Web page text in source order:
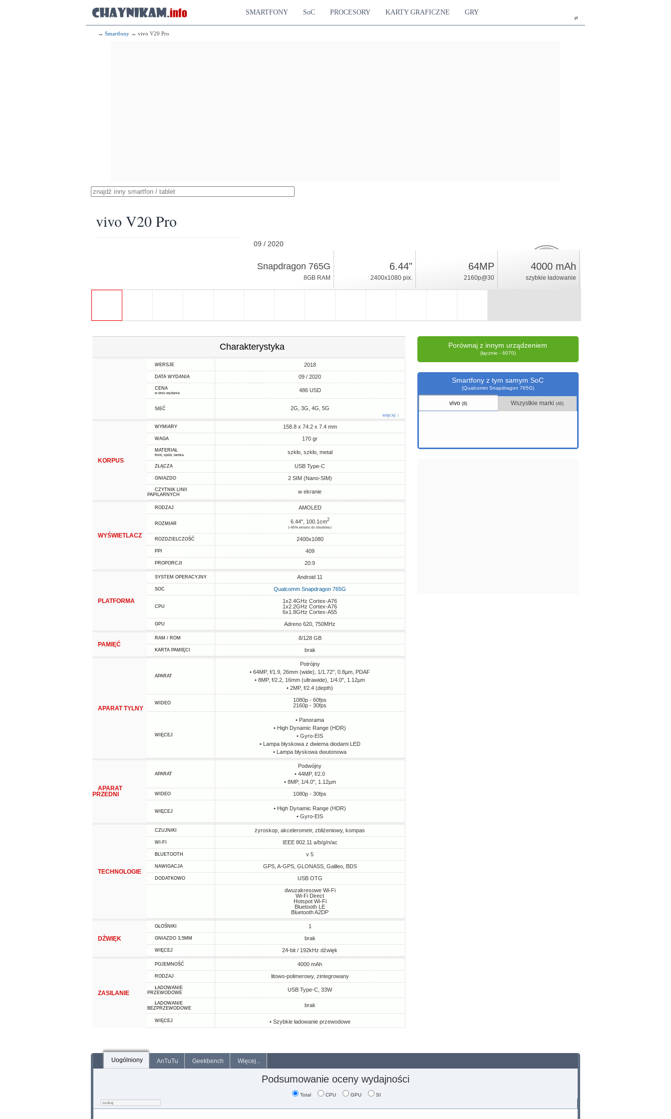
pl
SMARTFONY SoC PROCESORY KARTY GRAFICZNE GRY
→ Smartfony → vivo V20 Pro
vivo V20 Pro
09 / 2020
Android 11
14.3
ocena
Snapdragon 765G
8GB RAM
6.44"
2400x1080 pix.
64MP
2160p@30
4000 mAh
szybkie ładowanie
Charakterystyka
WERSJE 2018
DATA WYDANIA 09 / 2020
CENA
w dniu wydania 486 USD
SIEĆ 2G, 3G, 4G, 5G
więcej ↓
KORPUS
WYMIARY 158.8 x 74.2 x 7.4 mm
WAGA 170 gr
MATERIAŁ
front, spód, ramka szkło, szkło, metal
ZŁĄCZA USB Type-C
GNIAZDO 2 SIM (Nano-SIM)
CZYTNIK LINII
PAPILARNYCH
w ekranie
WYŚWIETLACZ
RODZAJ AMOLED
ROZMIAR 6.44", 100.1cm2
(~85% ekranu do obudowy)
ROZDZIELCZOŚĆ 2400x1080
PPI 409
PROPORCJI 20:9
PLATFORMA
SYSTEM OPERACYJNY Android 11
SOC Qualcomm Snapdragon 765G
CPU
1x2.4GHz Cortex-A76
1x2.2GHz Cortex-A76
6x1.8GHz Cortex-A55
GPU Adreno 620, 750MHz
PAMIĘĆ
RAM / ROM 8/128 GB
KARTA PAMIĘCI brak
APARAT TYLNY
APARAT
Potrójny
• 64MP, f/1.9, 26mm (wide), 1/1.72", 0.8µm, PDAF
• 8MP, f/2.2, 16mm (ultrawide), 1/4.0", 1.12µm
• 2MP, f/2.4 (depth)
WIDEO
1080p - 60fps
2160p - 30fps
WIĘCEJ
• Panorama
• High Dynamic Range (HDR)
• Gyro-EIS
• Lampa błyskowa z dwiema diodami LED
• Lampa błyskowa dwutonowa
APARAT
PRZEDNI
APARAT
Podwójny
• 44MP, f/2.0
• 8MP, 1/4.0", 1.12µm
WIDEO 1080p - 30fps
WIĘCEJ
• High Dynamic Range (HDR)
• Gyro-EIS
TECHNOLOGIE
CZUJNIKI żyroskop, akcelerometr, zbliżeniowy, kompas
WI-FI IEEE 802.11 a/b/g/n/ac
BLUETOOTH v 5
NAWIGACJA GPS, A-GPS, GLONASS, Galileo, BDS
DODATKOWO
USB OTG
dwuzakresowe Wi-Fi
Wi-Fi Direct
Hotspot Wi-Fi
Bluetooth LE
Bluetooth A2DP
DŹWIĘK
GŁOŚNIKI 1
GNIAZDO 3,5MM brak
WIĘCEJ 24-bit / 192kHz dźwięk
ZASILANIE
POJEMNOŚĆ 4000 mAh
RODZAJ litowo-polimerowy, zintegrowany
ŁADOWANIE
PRZEWODOWE
USB Type-C, 33W
ŁADOWANIE
BEZPRZEWODOWE
brak
WIĘCEJ • Szybkie ładowanie przewodowe
Porównaj z innym urządzeniem
(łącznie - 6070)
Smartfony z tym samym SoC
(Qualcomm Snapdragon 765G)
vivo(8) Wszystkie marki(46)
Uogólniony AnTuTu Geekbench Więcej...
Podsumowanie oceny wydajności
Total CPU GPU SI